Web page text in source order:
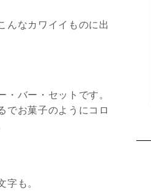
んなカワイイものに出
バー・セットです。
でお菓子のようにコロ
字も。